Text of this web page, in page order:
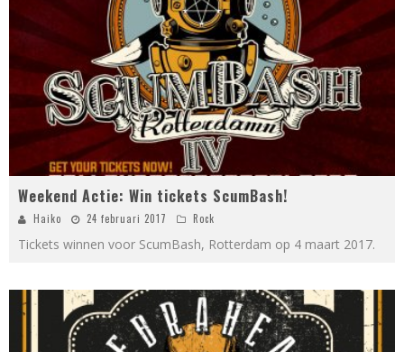
Weekend Actie: Win tickets ScumBash!
Haiko 24 februari 2017 Rock
Tickets winnen voor ScumBash, Rotterdam op 4 maart 2017.